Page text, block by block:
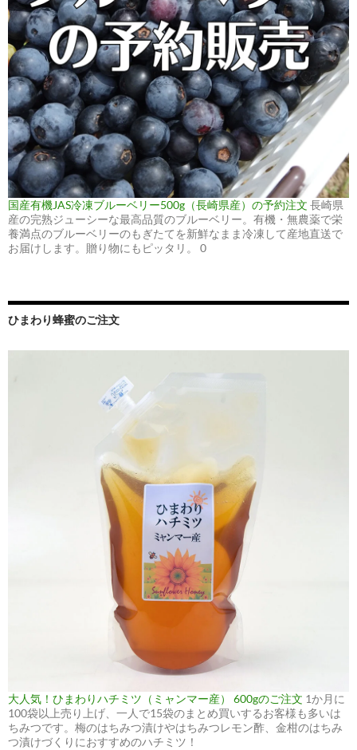
国産有機JAS冷凍ブルーベリー500g（長崎県産）の予約注文 長崎県
産の完熟ジューシーな最高品質のブルーベリー。有機・無農薬で栄
養満点のブルーベリーのもぎたてを新鮮なまま冷凍して産地直送で
お届けします。贈り物にもピッタリ。 0
ひまわり蜂蜜のご注文
大人気！ひまわりハチミツ（ミャンマー産） 600gのご注文 1か月に
100袋以上売り上げ、一人で15袋のまとめ買いするお客様も多いは
ちみつです。梅のはちみつ漬けやはちみつレモン酢、金柑のはちみ
つ漬けづくりにおすすめのハチミツ！